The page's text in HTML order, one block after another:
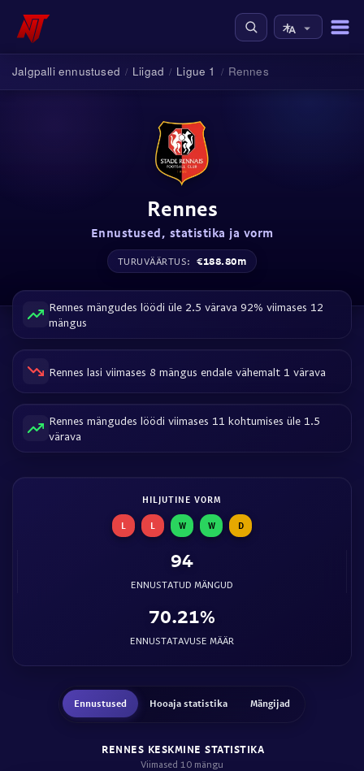
Jalgpalli ennustused / Liigad / Ligue 1 / Rennes
Rennes
Ennustused, statistika ja vorm
TURUVÄÄRTUS: €188.80m
Rennes mängudes löödi üle 2.5 värava 92% viimases 12
mängus
Rennes lasi viimases 8 mängus endale vähemalt 1 värava
Rennes mängudes löödi viimases 11 kohtumises üle 1.5
värava
HILJUTINE VORM
L L W W D
94
ENNUSTATUD MÄNGUD
70.21%
ENNUSTATAVUSE MÄÄR
Ennustused Hooaja statistika Mängijad
RENNES KESKMINE STATISTIKA
Viimased 10 mängu